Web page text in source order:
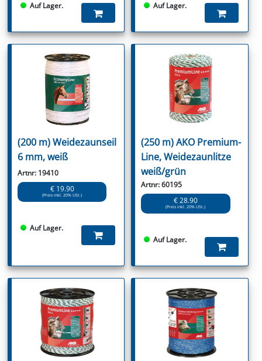
Auf Lager. Auf Lager.
(200 m) Weidezaunseil
6 mm, weiß
Artnr: 19410
€ 19.90
(Preis inkl. 20% USt.)
Auf Lager.
(250 m) AKO Premium-
Line, Weidezaunlitze
weiß/grün
Artnr: 60195
€ 28.90
(Preis inkl. 20% USt.)
Auf Lager.